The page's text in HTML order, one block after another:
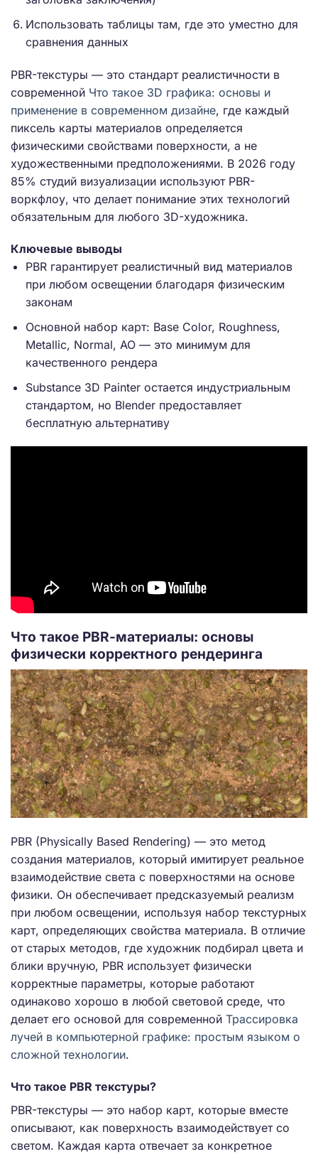
Использовать таблицы там, где это уместно для
сравнения данных
PBR-текстуры — это стандарт реалистичности в
современной Что такое 3D графика: основы и
применение в современном дизайне, где каждый
пиксель карты материалов определяется
физическими свойствами поверхности, а не
художественными предположениями. В 2026 году
85% студий визуализации используют PBR-
воркфлоу, что делает понимание этих технологий
обязательным для любого 3D-художника.
Ключевые выводы
PBR гарантирует реалистичный вид материалов
при любом освещении благодаря физическим
законам
Основной набор карт: Base Color, Roughness,
Metallic, Normal, AO — это минимум для
качественного рендера
Substance 3D Painter остается индустриальным
стандартом, но Blender предоставляет
бесплатную альтернативу
Что такое PBR-материалы: основы
физически корректного рендеринга
PBR (Physically Based Rendering) — это метод
создания материалов, который имитирует реальное
взаимодействие света с поверхностями на основе
физики. Он обеспечивает предсказуемый реализм
при любом освещении, используя набор текстурных
карт, определяющих свойства материала. В отличие
от старых методов, где художник подбирал цвета и
блики вручную, PBR использует физически
корректные параметры, которые работают
одинаково хорошо в любой световой среде, что
делает его основой для современной Трассировка
лучей в компьютерной графике: простым языком о
сложной технологии.
Что такое PBR текстуры?
PBR-текстуры — это набор карт, которые вместе
описывают, как поверхность взаимодействует со
светом. Каждая карта отвечает за конкретное